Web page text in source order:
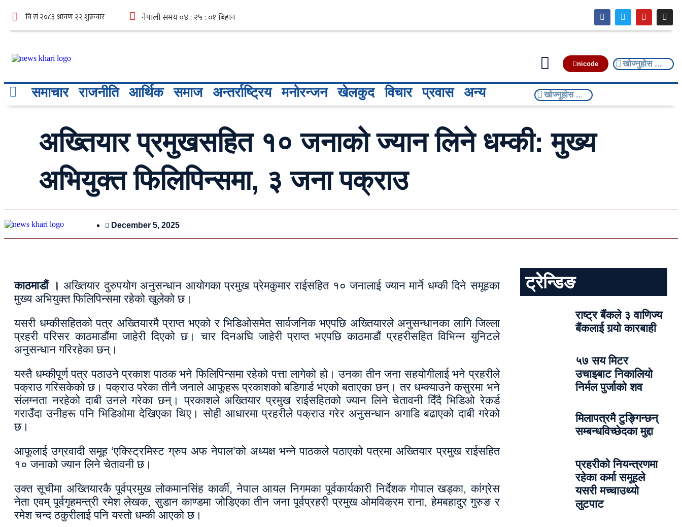
nicode
समाचार राजनीति आर्थिक समाज अन्तर्राष्ट्रिय मनोरन्जन खेलकुद विचार प्रवास अन्य
अख्तियार प्रमुखसहित १० जनाको ज्यान लिने धम्की: मुख्य
अभियुक्त फिलिपिन्समा, ३ जना पक्राउ
December 5, 2025
काठमाडौं । अख्तियार दुरुपयोग अनुसन्धान आयोगका प्रमुख प्रेमकुमार राईसहित १० जनालाई ज्यान मार्ने धम्की दिने समूहका
मुख्य अभियुक्त फिलिपिन्समा रहेको खुलेको छ।
यसरी धम्कीसहितको पत्र अख्तियारमै प्राप्त भएको र भिडिओसमेत सार्वजनिक भएपछि अख्तियारले अनुसन्धानका लागि जिल्ला
प्रहरी परिसर काठमाडौंमा जाहेरी दिएको छ। चार दिनअघि जाहेरी प्राप्त भएपछि काठमाडौं प्रहरीसहित विभिन्न युनिटले
अनुसन्धान गरिरहेका छन्।
यस्तै धम्कीपूर्ण पत्र पठाउने प्रकाश पाठक भने फिलिपिन्समा रहेको पत्ता लागेको हो। उनका तीन जना सहयोगीलाई भने प्रहरीले
पक्राउ गरिसकेको छ। पक्राउ परेका तीनै जनाले आफूहरू प्रकाशको बडिगार्ड भएको बताएका छन्। तर धम्क्याउने कसुरमा भने
संलग्नता नरहेको दाबी उनले गरेका छन्। प्रकाशले अख्तियार प्रमुख राईसहितको ज्यान लिने चेतावनी दिँदै भिडिओ रेकर्ड
गराउँदा उनीहरू पनि भिडिओमा देखिएका थिए। सोही आधारमा प्रहरीले पक्राउ गरेर अनुसन्धान अगाडि बढाएको दाबी गरेको
छ।
आफूलाई उग्रवादी समूह ‘एक्स्ट्रिमिस्ट ग्रुप अफ नेपाल’को अध्यक्ष भन्ने पाठकले पठाएको पत्रमा अख्तियार प्रमुख राईसहित
१० जनाको ज्यान लिने चेतावनी छ।
उक्त सूचीमा अख्तियारकै पूर्वप्रमुख लोकमानसिंह कार्की, नेपाल आयल निगमका पूर्वकार्यकारी निर्देशक गोपाल खड्का, कांग्रेस
नेता एवम् पूर्वगृहमन्त्री रमेश लेखक, सुडान काण्डमा जोडिएका तीन जना पूर्वप्रहरी प्रमुख ओमविक्रम राना, हेमबहादुर गुरुङ र
रमेश चन्द ठकुरीलाई पनि यस्तो धम्की आएको छ।
ट्रेन्डिङ
राष्ट्र बैंकले ३ वाणिज्य
बैंकलाई गर्‍यो कारबाही
५७ सय मिटर
उचाइबाट निकालियो
निर्मल पुर्जाको शव
मिलापत्रमै टुङ्गिन्छन्
सम्बन्धविच्छेदका मुद्दा
प्रहरीको नियन्त्रणमा
रहेका कर्मा समूहले
यसरी मच्चाउथ्यो
लुटपाट